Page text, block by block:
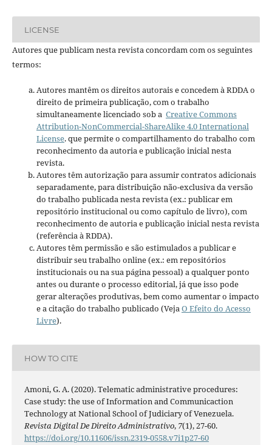
LICENSE
Autores que publicam nesta revista concordam com os seguintes
termos:
Autores mantêm os direitos autorais e concedem à RDDA o
direito de primeira publicação, com o trabalho
simultaneamente licenciado sob a Creative Commons
Attribution-NonCommercial-ShareAlike 4.0 International
License. que permite o compartilhamento do trabalho com
reconhecimento da autoria e publicação inicial nesta
revista.
Autores têm autorização para assumir contratos adicionais
separadamente, para distribuição não-exclusiva da versão
do trabalho publicada nesta revista (ex.: publicar em
repositório institucional ou como capítulo de livro), com
reconhecimento de autoria e publicação inicial nesta revista
(referência à RDDA).
Autores têm permissão e são estimulados a publicar e
distribuir seu trabalho online (ex.: em repositórios
institucionais ou na sua página pessoal) a qualquer ponto
antes ou durante o processo editorial, já que isso pode
gerar alterações produtivas, bem como aumentar o impacto
e a citação do trabalho publicado (VejaO Efeito do Acesso
Livre).
HOW TO CITE
Amoni, G. A. (2020). Telematic administrative procedures:
Case study: the use of Information and Communicaction
Technology at National School of Judiciary of Venezuela.
Revista Digital De Direito Administrativo, 7(1), 27-60.
https://doi.org/10.11606/issn.2319-0558.v7i1p27-60